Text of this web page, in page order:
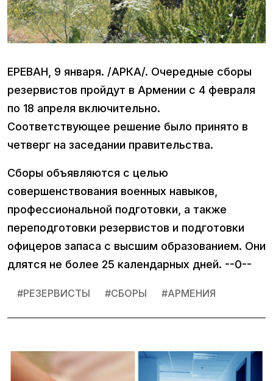
ЕРЕВАН, 9 января. /АРКА/. Очередные сборы
резервистов пройдут в Армении с 4 февраля
по 18 апреля включительно.
Соответствующее решение было принято в
четверг на заседании правительства.
Сборы объявляются с целью
совершенствования военных навыков,
профессиональной подготовки, а также
переподготовки резервистов и подготовки
офицеров запаса с высшим образованием. Они
длятся не более 25 календарных дней. --0--
#РЕЗЕРВИСТЫ #СБОРЫ #АРМЕНИЯ